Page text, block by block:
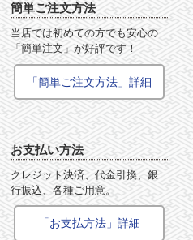
簡単ご注文方法
当店では初めての方でも安心の
「簡単注文」が好評です！
「簡単ご注文方法」詳細
お支払い方法
クレジット決済、代金引換、銀
行振込、各種ご用意。
「お支払方法」詳細